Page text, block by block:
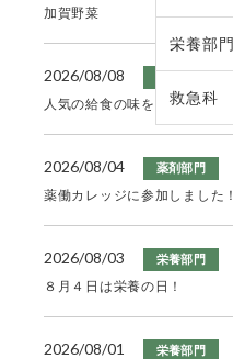
栄養部門
救急科
加賀野菜
2026/08/08
人気の給食の味を再現！
2026/08/04 薬剤部門
薬働カレッジに参加しました！
2026/08/03 栄養部門
８月４日は栄養の日！
2026/08/01 栄養部門